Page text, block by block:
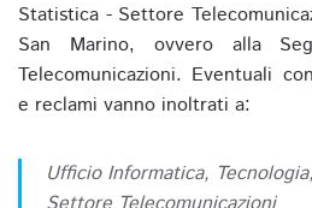
Statistica - Settore
San Marino, ovvero alla
Telecomunicazioni. Eventuali
e reclami vanno inoltrati a:
Ufficio Informatica,